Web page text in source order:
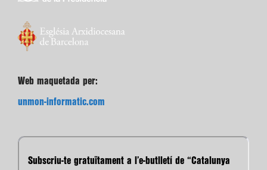
Web maquetada per:
unmon-informatic.com
Subscriu-te gratuïtament a l’e-butlletí de “Catalunya